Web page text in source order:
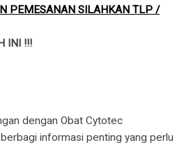
PEMESANAN SILAHKAN TLP /
INI !!!
dengan Obat Cytotec
informasi penting yang perlu